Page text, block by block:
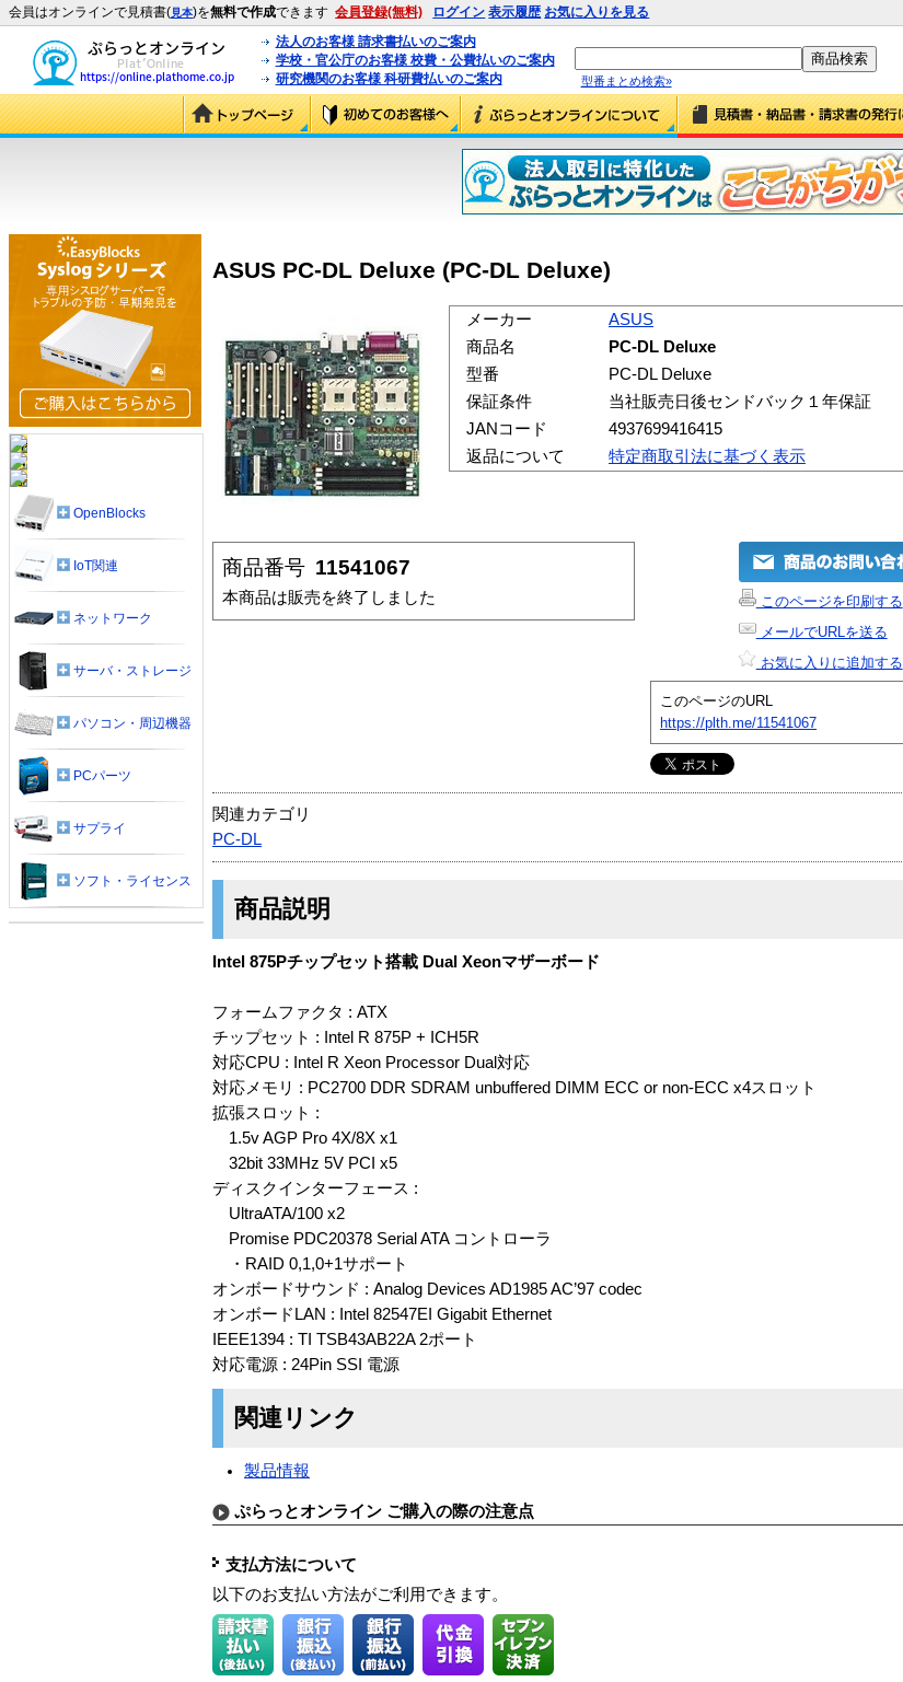
会員はオンラインで見積書(見本)を無料で作成できます 会員登録(無料) ログイン 表示履歴 お気に入りを見る
法人のお客様 請求書払いのご案内
学校・官公庁のお客様 校費・公費払いのご案内
研究機関のお客様 科研費払いのご案内
型番まとめ検索»
ASUS PC-DL Deluxe (PC-DL Deluxe)
メーカー
ASUS
商品名
PC-DL Deluxe
型番
PC-DL Deluxe
保証条件
当社販売日後センドバック１年保証
JANコード
4937699416415
返品について
特定商取引法に基づく表示
商品番号 11541067
本商品は販売を終了しました
このページを印刷する
メールでURLを送る
お気に入りに追加する
このページのURL
https://plth.me/11541067
関連カテゴリ
PC-DL
商品説明
Intel 875Pチップセット搭載 Dual Xeonマザーボード
フォームファクタ : ATX
チップセット : Intel R 875P + ICH5R
対応CPU : Intel R Xeon Processor Dual対応
対応メモリ : PC2700 DDR SDRAM unbuffered DIMM ECC or non-ECC x4スロット
拡張スロット :
1.5v AGP Pro 4X/8X x1
32bit 33MHz 5V PCI x5
ディスクインターフェース :
UltraATA/100 x2
Promise PDC20378 Serial ATA コントローラ
・RAID 0,1,0+1サポート
オンボードサウンド : Analog Devices AD1985 AC’97 codec
オンボードLAN : Intel 82547EI Gigabit Ethernet
IEEE1394 : TI TSB43AB22A 2ポート
対応電源 : 24Pin SSI 電源
関連リンク
製品情報
ぷらっとオンライン ご購入の際の注意点
支払方法について
以下のお支払い方法がご利用できます。
OpenBlocks
IoT関連
ネットワーク
サーバ・ストレージ
パソコン・周辺機器
PCパーツ
サプライ
ソフト・ライセンス